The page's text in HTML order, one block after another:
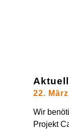
22.
Wir
Projekt